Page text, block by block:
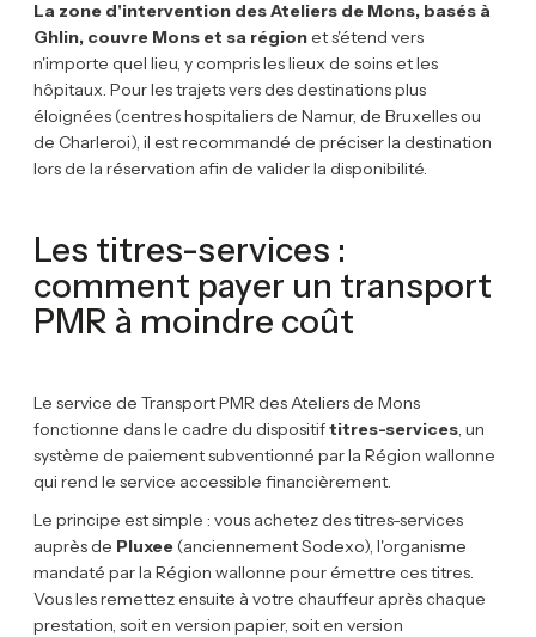
La zone d'intervention des Ateliers de Mons, basés à
Ghlin, couvre Mons et sa régionet s'étend vers
n'importe quel lieu, y compris les lieux de soins et les
hôpitaux. Pour les trajets vers des destinations plus
éloignées (centres hospitaliers de Namur, de Bruxelles ou
de Charleroi), il est recommandé de préciser la destination
lors de la réservation afin de valider la disponibilité.
Les titres-services :
comment payer un transport
PMR à moindre coût
Le service de Transport PMR des Ateliers de Mons
fonctionne dans le cadre du dispositiftitres-services, un
système de paiement subventionné par la Région wallonne
qui rend le service accessible financièrement.
Le principe est simple : vous achetez des titres-services
auprès de Pluxee(anciennement Sodexo), l'organisme
mandaté par la Région wallonne pour émettre ces titres.
Vous les remettez ensuite à votre chauffeur après chaque
prestation, soit en version papier, soit en version